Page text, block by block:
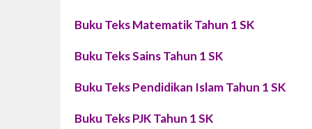
Buku Teks Matematik Tahun 1 SK
Buku Teks Sains Tahun 1 SK
Buku Teks Pendidikan Islam Tahun 1 SK
Buku Teks PJK Tahun 1 SK